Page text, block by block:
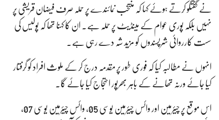
نے گفتگو کرتے ہوئے کہا کہ منتخب نمائندے پر حملہ صرف فیضان قریشی پر
نہیں بلکہ پوری عوام کے مینڈیٹ پر حملہ ہے۔ ان کا کہنا تھا کہ پولیس کی
سست کارروائی شرپسندوں کو مزید شہ دے رہی ہے۔
انہوں نے مطالبہ کیا کہ فوری طور پر مقدمہ درج کر کے ملوث افراد کو گرفتار
کیا جائے ورنہ تھانے کے باہر بھرپور احتجاج کیا جائے گا۔
اس موقع پر چیئرمین اور وائس چیئرمین یوسی 05، وائس چیئرمین یوسی 07،